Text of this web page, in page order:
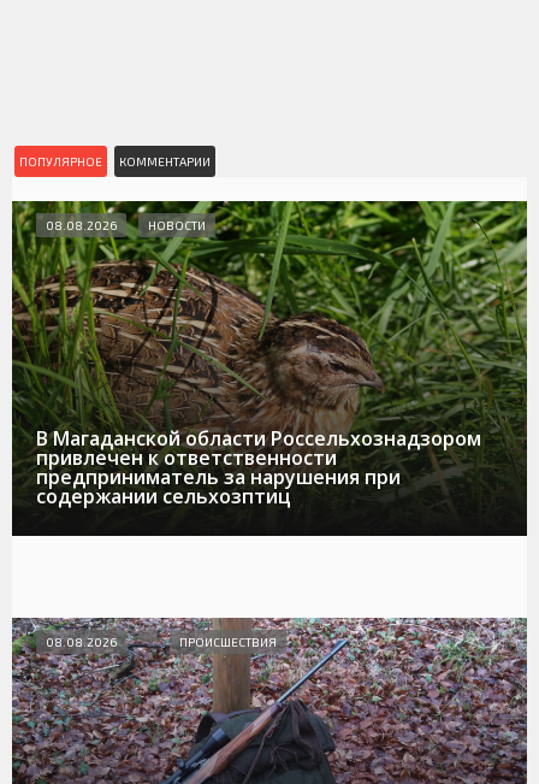
ПОПУЛЯРНОЕ КОММЕНТАРИИ
В Магаданской области Россельхознадзором
привлечен к ответственности
предприниматель за нарушения при
содержании сельхозптиц
08.08.2026 НОВОСТИ
08.08.2026 ПРОИСШЕСТВИЯ